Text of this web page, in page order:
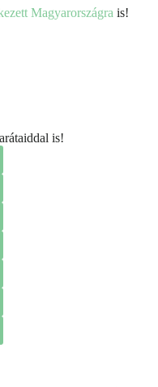
Magyarországra is!
is!